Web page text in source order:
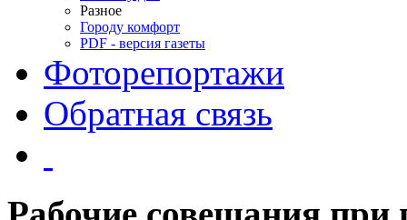
Разное
Городу комфорт
PDF - версия газеты
Фоторепортажи
Обратная связь